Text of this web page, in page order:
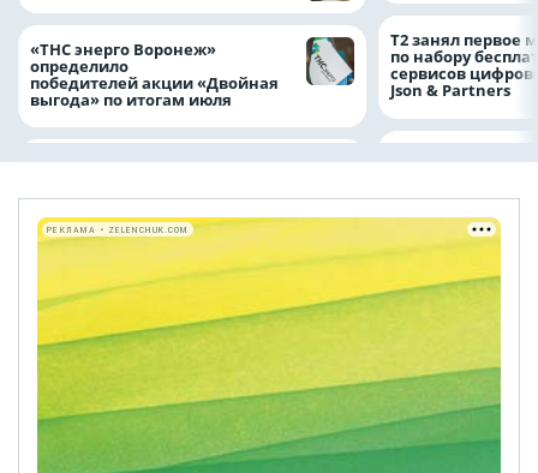
«ТНС энерго Воронеж»
определило
победителей акции «Двойная
выгода» по итогам июля
Т2 занял первое
по набору
сервисов
Json & Partners
РЕКЛАМА • ZELENCHUK.COM